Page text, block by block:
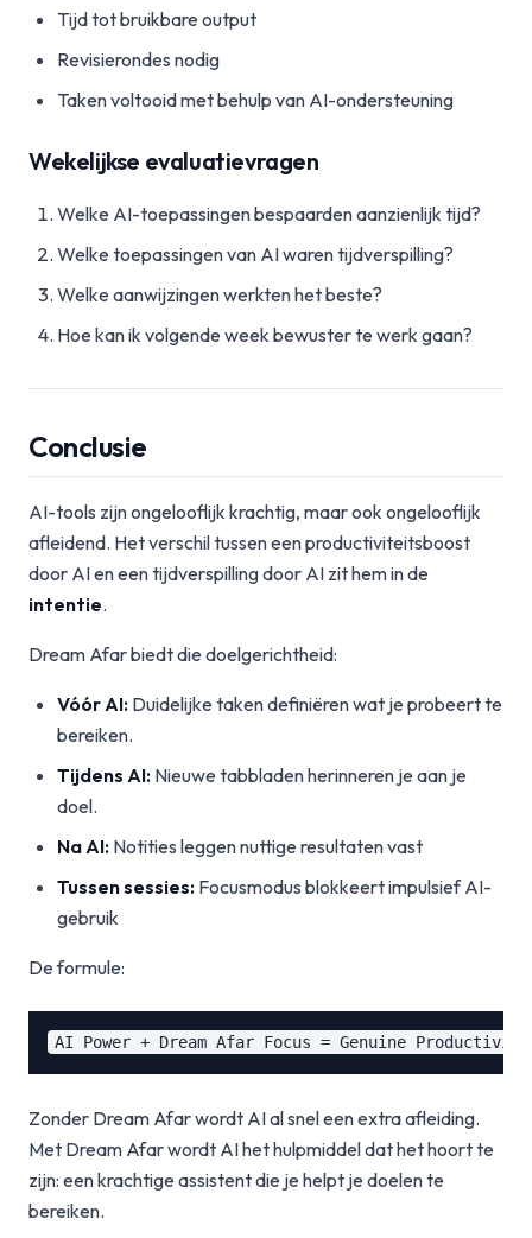
Tijd tot bruikbare output
Revisierondes nodig
Taken voltooid met behulp van AI-ondersteuning
Wekelijkse evaluatievragen
Welke AI-toepassingen bespaarden aanzienlijk tijd?
Welke toepassingen van AI waren tijdverspilling?
Welke aanwijzingen werkten het beste?
Hoe kan ik volgende week bewuster te werk gaan?
Conclusie
AI-tools zijn ongelooflijk krachtig, maar ook ongelooflijk
afleidend. Het verschil tussen een productiviteitsboost
door AI en een tijdverspilling door AI zit hem in de
intentie.
Dream Afar biedt die doelgerichtheid:
Vóór AI: Duidelijke taken definiëren wat je probeert te
bereiken.
Tijdens AI: Nieuwe tabbladen herinneren je aan je
doel.
Na AI: Notities leggen nuttige resultaten vast
Tussen sessies: Focusmodus blokkeert impulsief AI-
gebruik
De formule:
Zonder Dream Afar wordt AI al snel een extra afleiding.
Met Dream Afar wordt AI het hulpmiddel dat het hoort te
zijn: een krachtige assistent die je helpt je doelen te
bereiken.